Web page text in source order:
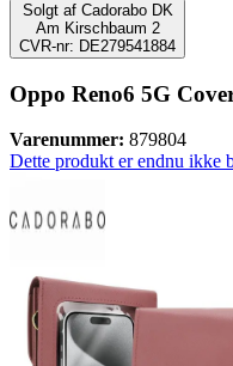
Solgt af Cadorabo DK
Am Kirschbaum 2
CVR-nr: DE279541884
Oppo Reno6 5G
Varenummer: 879804
Dette produkt er endnu ikke